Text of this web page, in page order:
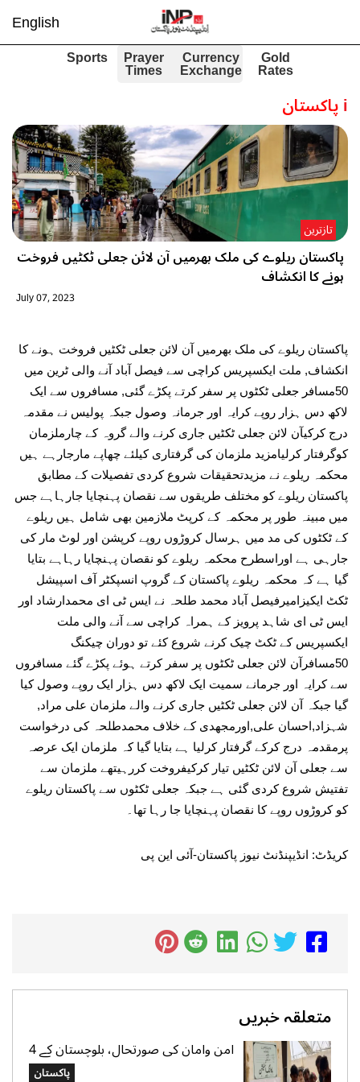
English
Gold
Rates
Currency
Exchange
Prayer
Times
Sports
iپاکستان
پاکستان ریلوے کی ملک بھرمیں آن لائن جعلی ٹکٹیں فروخت
ہونے کا انکشاف
تازترین
July 07, 2023
پاکستان ریلوے کی ملک بھرمیں آن لائن جعلی ٹکٹیں فروخت ہونے کا
انکشاف, ملت ایکسپریس کراچی سے فیصل آباد آنے والی ٹرین میں
50مسافر جعلی ٹکٹوں پر سفر کرتے پکڑے گئی, مسافروں سے ایک
لاکھ دس ہزار روپے کرایہ اور جرمانہ وصول جبکہ پولیس نے مقدمہ
درج کرکیآن لائن جعلی ٹکٹیں جاری کرنے والے گروہ کے چارملزمان
کوگرفتار کرلیامزید ملزمان کی گرفتاری کیلئے چھاپے مارجارہے ہیں
محکمہ ریلوے نے مزیدتحقیقات شروع کردی تفصیلات کے مطابق
پاکستان ریلوے کو مختلف طریقوں سے نقصان پہنچایا جارہاہے جس
میں مبینہ طور پر محکمہ کے کرپٹ ملازمین بھی شامل ہیں ریلوے
کے ٹکٹوں کی مد میں ہرسال کروڑوں روپے کرپشن اور لوٹ مار کی
جارہی ہے اوراسطرح محکمہ ریلوے کو نقصان پہنچایا رہاہے بتایا
گیا ہے کہ محکمہ ریلوے پاکستان کے گروپ انسپکٹر آف اسپیشل
ٹکٹ ایکیزامیرفیصل آباد محمد طلحہ نے ایس ٹی ای محمدارشاد اور
ایس ٹی ای شاہد پرویز کے ہمراہ کراچی سے آنے والی ملت
ایکسپریس کے ٹکٹ چیک کرنے شروع کئے تو دوران چیکنگ
50مسافرآن لائن جعلی ٹکٹوں پر سفر کرتے ہوئے پکڑے گئے مسافروں
سے کرایہ اور جرمانے سمیت ایک لاکھ دس ہزار ایک روپے وصول کیا
گیا جبکہ آن لائن جعلی ٹکٹیں جاری کرنے والے ملزمان علی مراد,
شہزاد,احسان علی,اورمجھدی کے خلاف محمدطلحہ کی درخواست
پرمقدمہ درج کرکے گرفتار کرلیا ہے بتایا گیا کہ ملزمان ایک عرصہ
سے جعلی آن لائن ٹکٹیں تیار کرکیفروخت کررہیتھے ملزمان سے
تفتیش شروع کردی گئی ہے جبکہ جعلی ٹکٹوں سے پاکستان ریلوے
کو کروڑوں روپے کا نقصان پہنچایا جا رہا تھا۔
کریڈٹ: انڈیپنڈنٹ نیوز پاکستان-آئی این پی
متعلقہ خبریں
امن وامان کی صورتحال، بلوچستان کے 4
بلدیاتی حلقوں میں آج ہونیوالی پولنگ
پاکستان